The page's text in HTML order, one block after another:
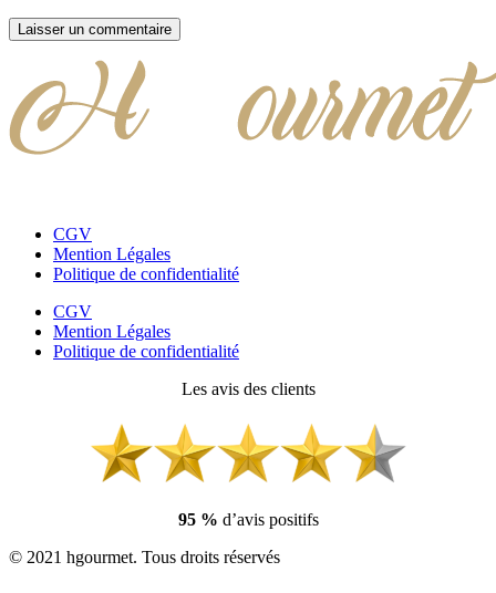
CGV
Mention Légales
Politique de confidentialité
CGV
Mention Légales
Politique de confidentialité
Les avis des clients
95 % d’avis positifs
© 2021 hgourmet. Tous droits réservés